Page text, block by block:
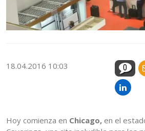
18.04.2016 10:03 0
Hoy comienza en Chicago, en el